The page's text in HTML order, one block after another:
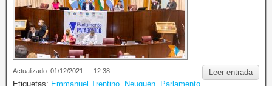
Leer entrada
Actualizado: 01/12/2021 — 12:38
Etiquetas: Emmanuel Trentino Neuquén
Parlamento